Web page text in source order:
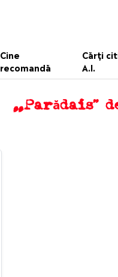
Cine
recomandă
Cărți
A.I.
„Parădais”